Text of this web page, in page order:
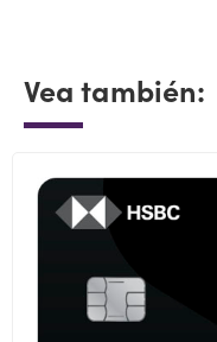
Vea también: